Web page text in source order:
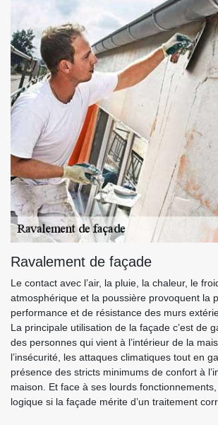
Ravalement de façade
Le contact avec l’air, la pluie, la chaleur, le
atmosphérique et la poussière provoquent la
performance et de résistance des murs
La principale utilisation de la façade c’est de
des personnes qui vient à l’intérieur de la
l’insécurité, les attaques climatiques tout en
présence des stricts minimums de confort à
maison. Et face à ses lourds
logique si la façade mérite d’un traitement